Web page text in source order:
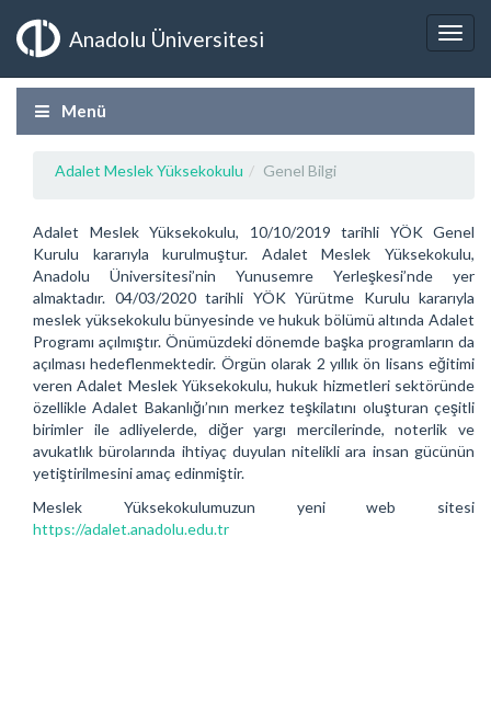
Anadolu Üniversitesi
Menü
Adalet Meslek Yüksekokulu Genel Bilgi
Adalet Meslek Yüksekokulu, 10/10/2019 tarihli YÖK Genel
Kurulu kararıyla kurulmuştur. Adalet Meslek Yüksekokulu,
Anadolu Üniversitesi’nin Yunusemre Yerleşkesi’nde yer
almaktadır. 04/03/2020 tarihli YÖK Yürütme Kurulu kararıyla
meslek yüksekokulu bünyesinde ve hukuk bölümü altında Adalet
Programı açılmıştır. Önümüzdeki dönemde başka programların da
açılması hedeflenmektedir. Örgün olarak 2 yıllık ön lisans eğitimi
veren Adalet Meslek Yüksekokulu, hukuk hizmetleri sektöründe
özellikle Adalet Bakanlığı’nın merkez teşkilatını oluşturan çeşitli
birimler ile adliyelerde, diğer yargı mercilerinde, noterlik ve
avukatlık bürolarında ihtiyaç duyulan nitelikli ara insan gücünün
yetiştirilmesini amaç edinmiştir.
Meslek Yüksekokulumuzun yeni web sitesi
https://adalet.anadolu.edu.tr